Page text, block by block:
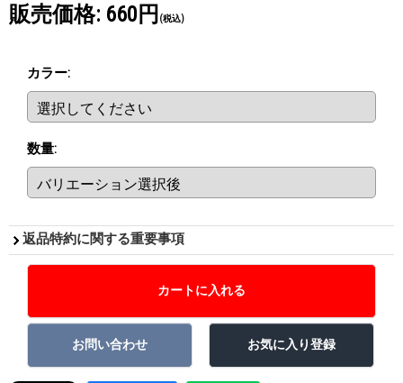
販売価格: 660円 (税込)
カラー:
数量:
返品特約に関する重要事項